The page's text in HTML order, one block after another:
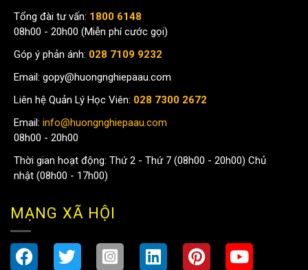
Tổng đài tư vấn: 1800 6148
08h00 - 20h00 (Miễn phí cước gọi)
Góp ý phản ánh: 028 7109 9232
Email: gopy@huongnghiepaau.com
Liên hệ Quản Lý Học Viên: 028 7300 2672
Email: info@huongnghiepaau.com
08h00 - 20h00
Thời gian hoạt động: Thứ 2 - Thứ 7 (08h00 - 20h00) Chủ
nhật (08h00 - 17h00)
MẠNG XÃ HỘI